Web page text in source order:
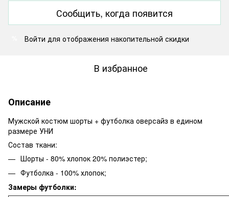
Сообщить, когда появится
Войти для отображения накопительной скидки
В избранное
Описание
Мужской костюм шорты + футболка оверсайз в едином
размере УНИ
Состав ткани:
Шорты - 80% хлопок 20% полиэстер;
Футболка - 100% хлопок;
Замеры футболки: